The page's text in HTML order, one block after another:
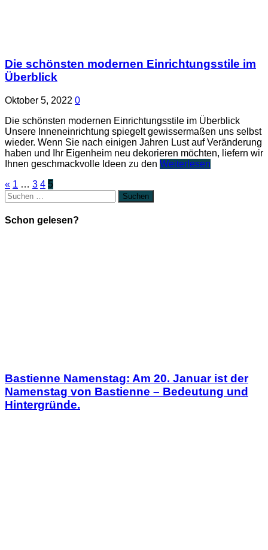
Die schönsten modernen Einrichtungsstile im
Überblick
Oktober 5, 2022 0
Die schönsten modernen Einrichtungsstile im Überblick
Unsere Inneneinrichtung spiegelt gewissermaßen uns selbst
wieder. Wenn Sie nach einigen Jahren Lust auf Veränderung
haben und Ihr Eigenheim neu dekorieren möchten, liefern wir
Ihnen geschmackvolle Ideen zu den Weiterlesen
« 1 … 3 4 5
Suchen
nach:
Schon gelesen?
Bastienne Namenstag: Am 20. Januar ist der
Namenstag von Bastienne – Bedeutung und
Hintergründe.